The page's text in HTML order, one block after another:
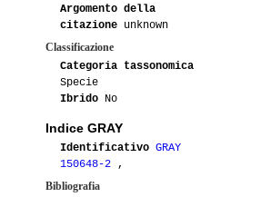
Argomento della
citazione unknown
Classificazione
Categoria tassonomica
Specie
Ibrido No
Indice GRAY
Identificativo GRAY
150648-2 ,
Bibliografia